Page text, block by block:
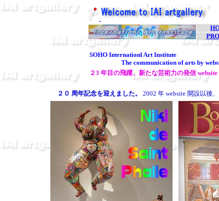
SOHO Internationl Art Institute
The communication of arts by
２3 年目の飛躍、新たな芸術力の発信
２０ 周年記念を迎えました。 2002 年 website 開設以後